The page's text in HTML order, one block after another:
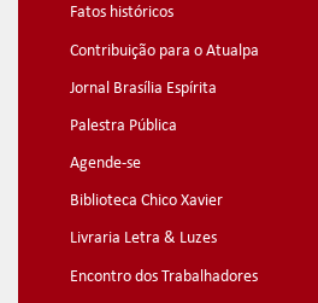
Fatos históricos
Contribuição para o Atualpa
Jornal Brasília Espírita
Palestra Pública
Agende-se
Biblioteca Chico Xavier
Livraria Letra & Luzes
Encontro dos Trabalhadores